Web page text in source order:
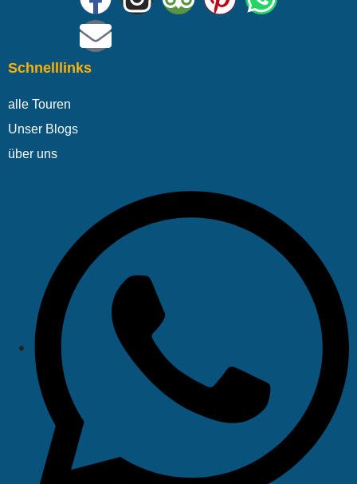
Schnelllinks
alle Touren
Unser Blogs
über uns